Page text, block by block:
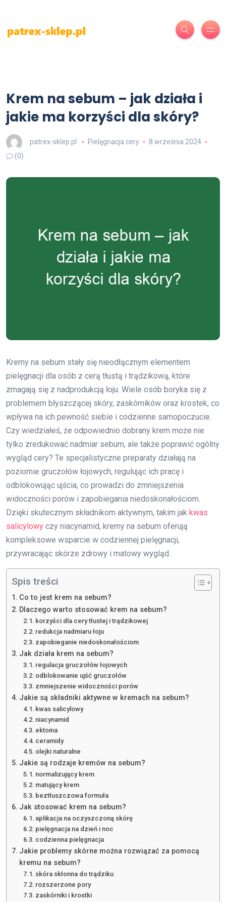
Krem na sebum – jak działa i
jakie ma korzyści dla skóry?
patrex-sklep.pl Pielęgnacja cery
8 września 2024
(0)
Kremy na sebum stały się nieodłącznym elementem
pielęgnacji dla osób z cerą tłustą i trądzikową, które
zmagają się z nadprodukcją łoju. Wiele osób boryka się z
problemem błyszczącej skóry, zaskórników oraz krostek, co
wpływa na ich pewność siebie i codzienne samopoczucie.
Czy wiedziałeś, że odpowiednio dobrany krem może nie
tylko zredukować nadmiar sebum, ale także poprawić ogólny
wygląd cery? Te specjalistyczne preparaty działają na
poziomie gruczołów łojowych, regulując ich pracę i
odblokowując ujścia, co prowadzi do zmniejszenia
widoczności porów i zapobiegania niedoskonałościom.
Dzięki skutecznym składnikom aktywnym, takim jak kwas
salicylowy czy niacynamid, kremy na sebum oferują
kompleksowe wsparcie w codziennej pielęgnacji,
przywracając skórze zdrowy i matowy wygląd.
Spis treści
Co to jest krem na sebum?
Dlaczego warto stosować krem na sebum?
korzyści dla cery tłustej i trądzikowej
redukcja nadmiaru łoju
zapobieganie niedoskonałościom
Jak działa krem na sebum?
regulacja gruczołów łojowych
odblokowanie ujść gruczołów
zmniejszenie widoczności porów
Jakie są składniki aktywne w kremach na sebum?
kwas salicylowy
niacynamid
ektoina
ceramidy
olejki naturalne
Jakie są rodzaje kremów na sebum?
normalizujący krem
matujący krem
beztłuszczowa formuła
Jak stosować krem na sebum?
aplikacja na oczyszczoną skórę
pielęgnacja na dzień i noc
codzienna pielęgnacja
Jakie problemy skórne można rozwiązać za pomocą
kremu na sebum?
skóra skłonna do trądziku
rozszerzone pory
zaskórniki i krostki